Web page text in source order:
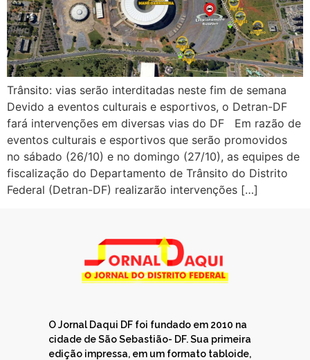
Trânsito: vias serão interditadas neste fim de semana
Devido a eventos culturais e esportivos, o Detran-DF
fará intervenções em diversas vias do DF Em razão de
eventos culturais e esportivos que serão promovidos
no sábado (26/10) e no domingo (27/10), as equipes de
fiscalização do Departamento de Trânsito do Distrito
Federal (Detran-DF) realizarão intervenções […]
O Jornal Daqui DF foi fundado em 2010 na
cidade de São Sebastião- DF. Sua primeira
edição impressa, em um formato tabloide,